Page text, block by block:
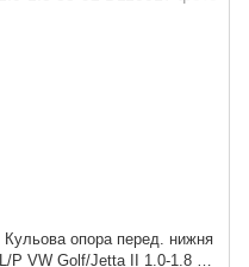
Кульова опора перед. нижня
L/P VW Golf/Jetta II 1.0-1.8 83-